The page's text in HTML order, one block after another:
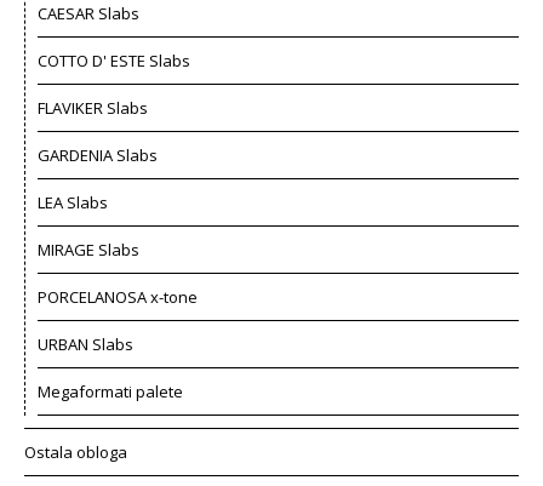
CAESAR Slabs
COTTO D' ESTE Slabs
FLAVIKER Slabs
GARDENIA Slabs
LEA Slabs
MIRAGE Slabs
PORCELANOSA x-tone
URBAN Slabs
Megaformati palete
Ostala obloga